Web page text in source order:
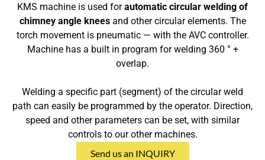
KMS machine is used forautomatic circular welding of
chimney angle kneesand other circular elements. The
torch movement is pneumatic — with the AVC controller.
Machine has a built in program for welding 360 ° +
overlap.
Welding a specific part (segment) of the circular weld
path can easily be programmed by the operator. Direction,
speed and other parameters can be set, with similar
controls to our other machines.
Send us an INQUIRY